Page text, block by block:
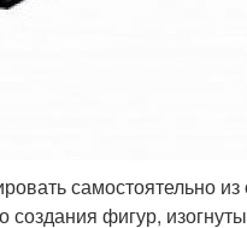
самостоятельно из
создания фигур,